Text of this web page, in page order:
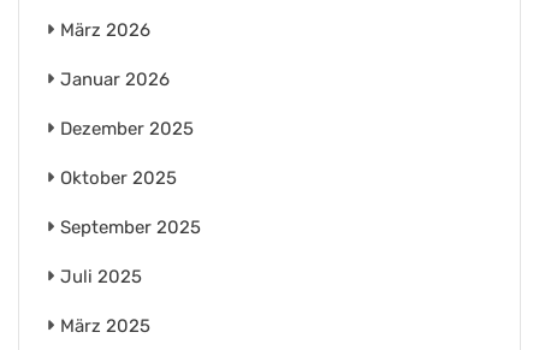
März 2026
Januar 2026
Dezember 2025
Oktober 2025
September 2025
Juli 2025
März 2025